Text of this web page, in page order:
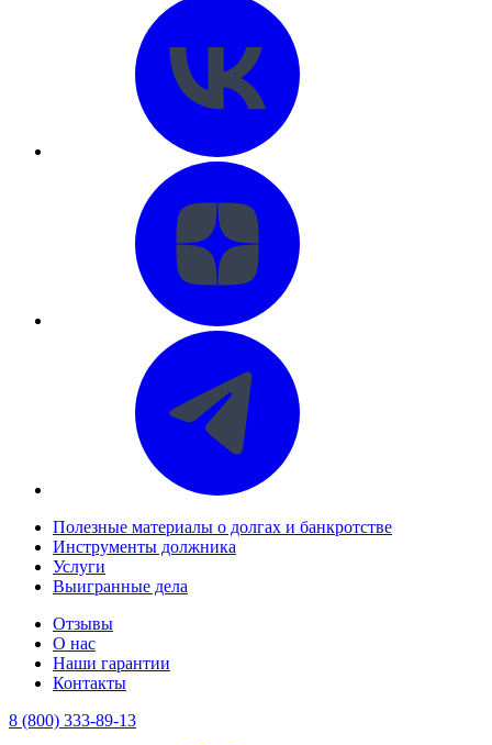
Полезные материалы о долгах и банкротстве
Инструменты должника
Услуги
Выигранные дела
Отзывы
О нас
Наши гарантии
Контакты
8 (800) 333-89-13